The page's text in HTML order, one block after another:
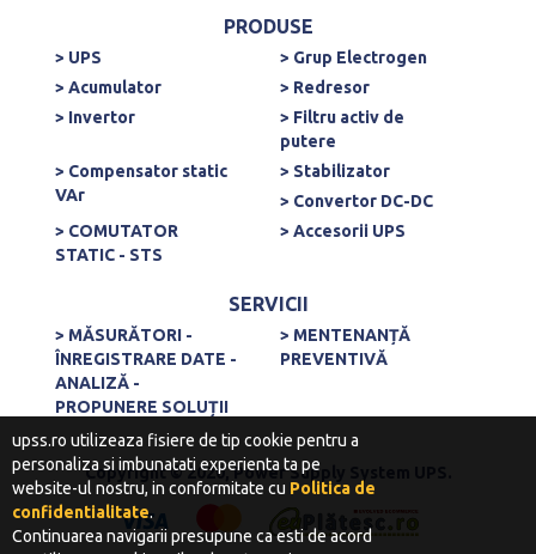
PRODUSE
> UPS
> Grup Electrogen
> Acumulator
> Redresor
> Invertor
> Filtru activ de
putere
> Compensator static
VAr
> Stabilizator
> Convertor DC-DC
> COMUTATOR
STATIC - STS
> Accesorii UPS
SERVICII
> MĂSURĂTORI -
ÎNREGISTRARE DATE -
ANALIZĂ -
PROPUNERE SOLUȚII
> MENTENANȚĂ
PREVENTIVĂ
Copyright © 2020, Power Supply System UPS.
upss.ro utilizeaza fisiere de tip cookie pentru a
personaliza si imbunatati experienta ta pe
website-ul nostru, in conformitate cu Politica de
confidentialitate.
Continuarea navigarii presupune ca esti de acord